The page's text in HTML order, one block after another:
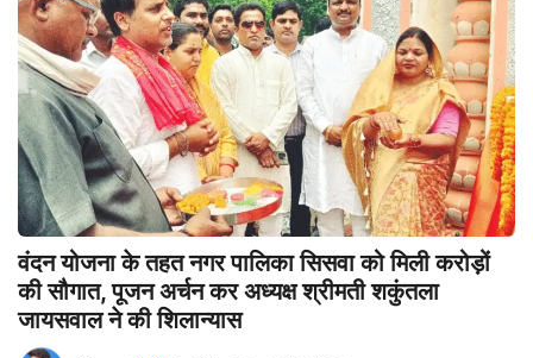
वंदन योजना के तहत नगर पालिका सिसवा को मिली करोड़ों
की सौगात, पूजन अर्चन कर अध्यक्ष श्रीमती शकुंतला
जायसवाल ने की शिलान्यास